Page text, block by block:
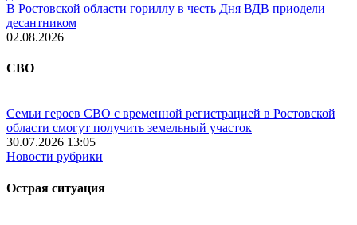
В Ростовской области гориллу в честь Дня ВДВ приодели
десантником
02.08.2026
СВО
Семьи героев СВО с временной регистрацией в Ростовской
области смогут получить земельный участок
30.07.2026 13:05
Новости рубрики
Острая ситуация